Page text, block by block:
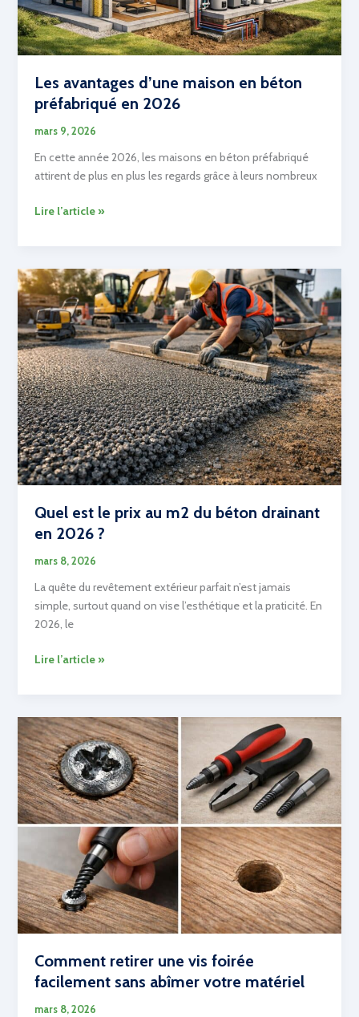
Les avantages d’une maison en béton
préfabriqué en 2026
mars 9, 2026
En cette année 2026, les maisons en béton préfabriqué
attirent de plus en plus les regards grâce à leurs nombreux
Les
maison
en
béton
préfabriqué
en
2026
Lire l’article »
Quel est le prix au m2 du béton drainant
en 2026 ?
mars 8, 2026
La quête du revêtement extérieur parfait n’est jamais
simple, surtout quand on vise l’esthétique et la praticité. En
2026, le
Quel
prix
au
m2
du
béton
drainant
en
?
Lire l’article »
Comment retirer une vis foirée
facilement sans abîmer votre matériel
mars 8, 2026